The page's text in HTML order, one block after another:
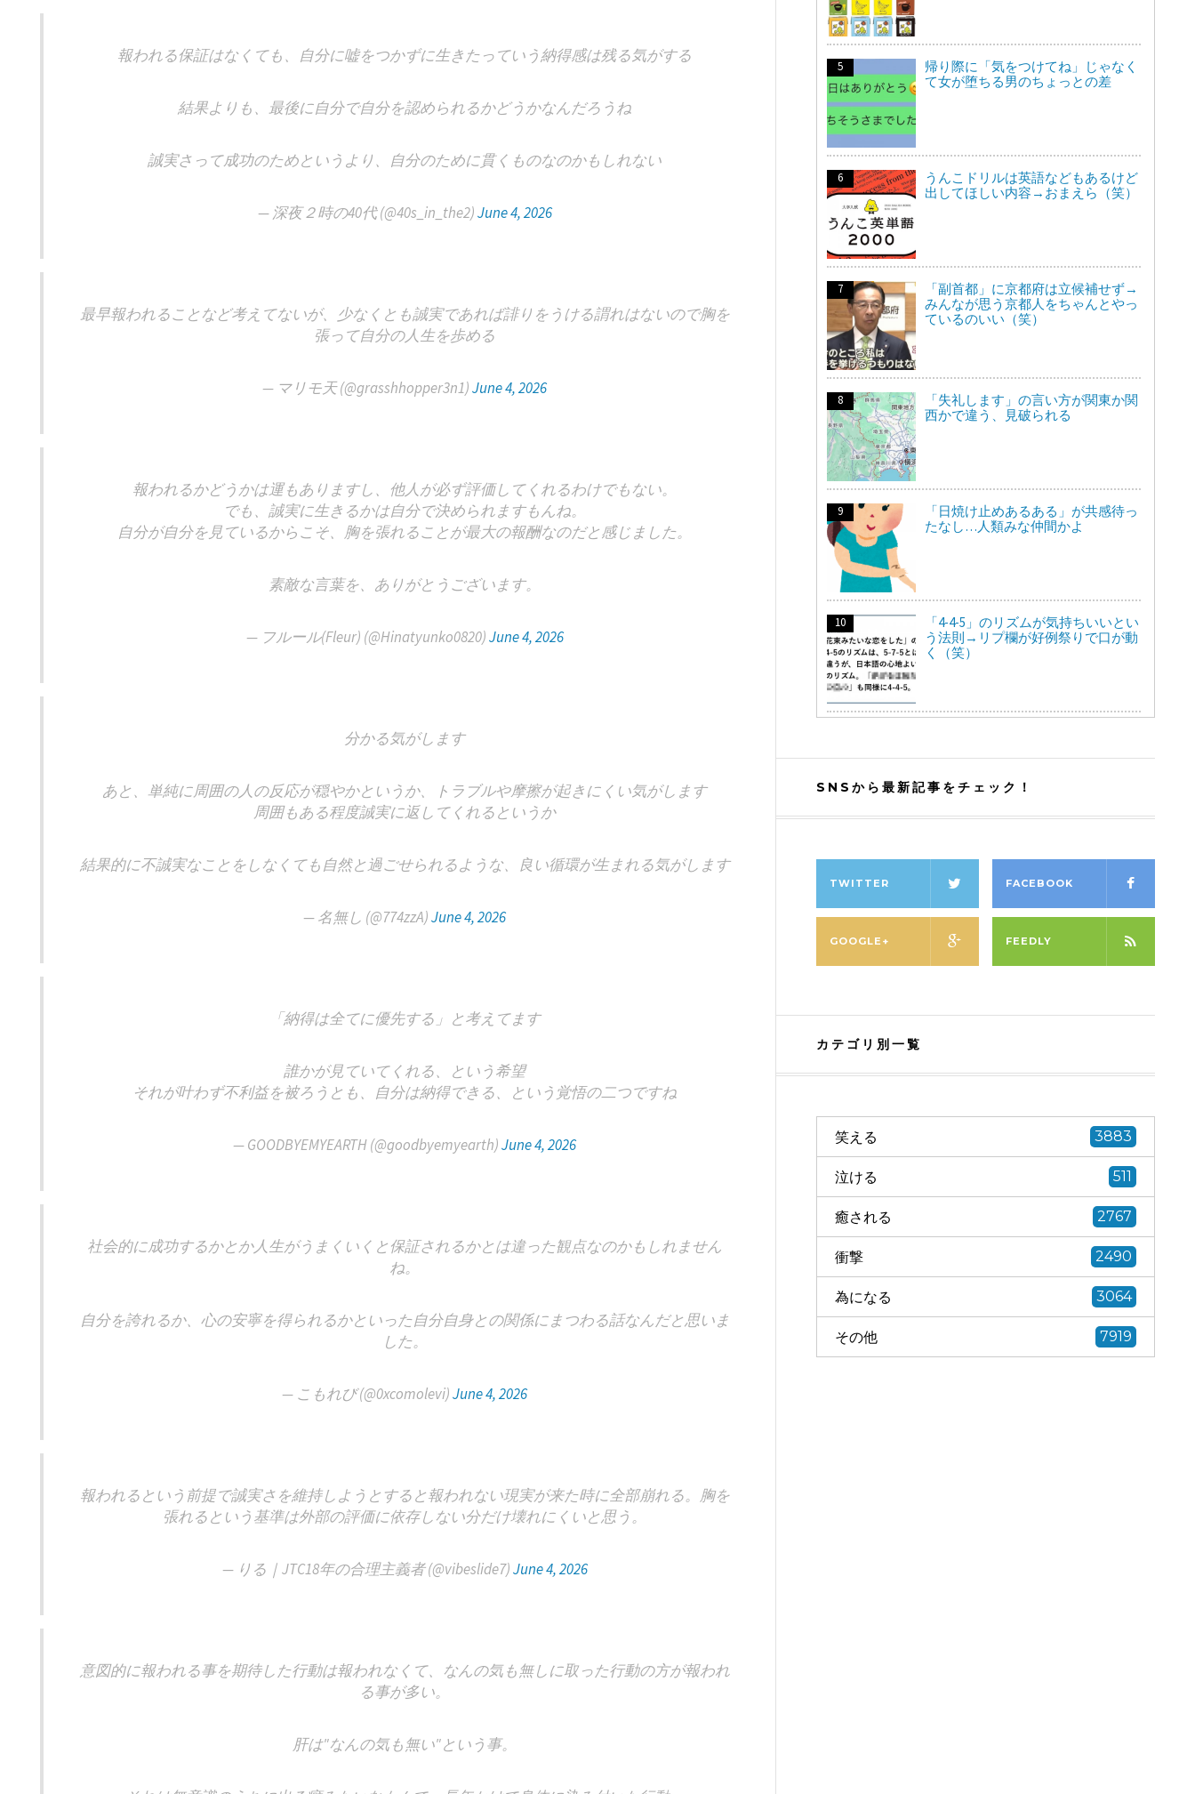
報われる保証はなくても、自分に嘘をつかずに生きたっていう納得感は残る気がする
結果よりも、最後に自分で自分を認められるかどうかなんだろうね
誠実さって成功のためというより、自分のために貫くものなのかもしれない
— 深夜２時の40代 (@40s_in_the2)June 4, 2026
最早報われることなど考えてないが、少なくとも誠実であれば誹りをうける謂れはないので胸を
張って自分の人生を歩める
— マリモ天 (@grasshhopper3n1)June 4, 2026
報われるかどうかは運もありますし、他人が必ず評価してくれるわけでもない。
でも、誠実に生きるかは自分で決められますもんね。
自分が自分を見ているからこそ、胸を張れることが最大の報酬なのだと感じました。
素敵な言葉を、ありがとうございます。
— フルール(Fleur) (@Hinatyunko0820)June 4, 2026
分かる気がします
あと、単純に周囲の人の反応が穏やかというか、トラブルや摩擦が起きにくい気がします
周囲もある程度誠実に返してくれるというか
結果的に不誠実なことをしなくても自然と過ごせられるような、良い循環が生まれる気がします
— 名無し (@774zzA)June 4, 2026
「納得は全てに優先する」と考えてます
誰かが見ていてくれる、という希望
それが叶わず不利益を被ろうとも、自分は納得できる、という覚悟の二つですね
— GOODBYEMYEARTH (@goodbyemyearth)June 4, 2026
社会的に成功するかとか人生がうまくいくと保証されるかとは違った観点なのかもしれません
ね。
自分を誇れるか、心の安寧を得られるかといった自分自身との関係にまつわる話なんだと思いま
した。
— こもれび (@0xcomolevi)June 4, 2026
報われるという前提で誠実さを維持しようとすると報われない現実が来た時に全部崩れる。胸を
張れるという基準は外部の評価に依存しない分だけ壊れにくいと思う。
— りる｜JTC18年の合理主義者 (@vibeslide7)June 4, 2026
意図的に報われる事を期待した行動は報われなくて、なんの気も無しに取った行動の方が報われ
る事が多い。
肝は"なんの気も無い"という事。
帰り際に「気をつけてね」じゃなく
て女が堕ちる男のちょっとの差
うんこドリルは英語などもあるけど
出してほしい内容→おまえら（笑）
「副首都」に京都府は立候補せず→
みんなが思う京都人をちゃんとやっ
ているのいい（笑）
「失礼します」の言い方が関東か関
西かで違う、見破られる
「日焼け止めあるある」が共感待っ
たなし…人類みな仲間かよ
「4-4-5」のリズムが気持ちいいとい
う法則→リプ欄が好例祭りで口が動
く（笑）
SNSから最新記事をチェック！
TWITTER FACEBOOK
GOOGLE+ FEEDLY
カテゴリ別一覧
笑える 3883
泣ける 511
癒される 2767
衝撃 2490
為になる 3064
その他 7919